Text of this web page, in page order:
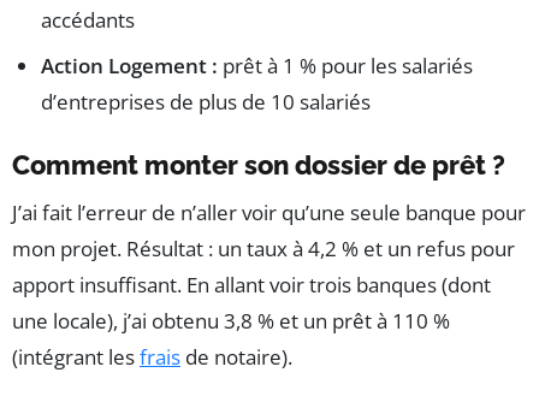
accédants
Action Logement : prêt à 1 % pour les salariés
d’entreprises de plus de 10 salariés
Comment monter son dossier de prêt ?
J’ai fait l’erreur de n’aller voir qu’une seule banque pour
mon projet. Résultat : un taux à 4,2 % et un refus pour
apport insuffisant. En allant voir trois banques (dont
une locale), j’ai obtenu 3,8 % et un prêt à 110 %
(intégrant lesfrais de notaire).